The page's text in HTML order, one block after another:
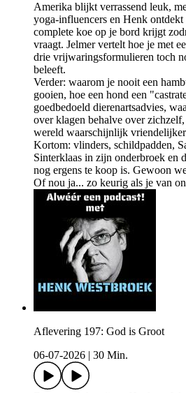
Amerika blijkt verrassend leuk,
yoga-influencers en Henk
complete koe op je bord krijgt
vraagt. Jelmer vertelt hoe je met
drie vrijwaringsformulieren toch
beleeft.
Verder: waarom je nooit een
gooien, hoe een hond een
goedbedoeld dierenartsadvies,
over klagen behalve over
wereld waarschijnlijk
Kortom: vlinders, schildpadden,
Sinterklaas in zijn onderbroek en
nog ergens te koop is. Gewoon
Of nou ja... zo keurig als je van
Aflevering 197: God is Groot
06-07-2026
30 Min.